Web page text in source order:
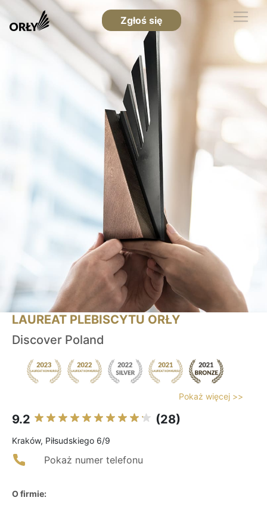
Zgłoś się
LAUREAT PLEBISCYTU ORŁY
Discover Poland
Pokaż więcej >>
9.2 (28)
Kraków, Piłsudskiego 6/9
Pokaż numer telefonu
O firmie: